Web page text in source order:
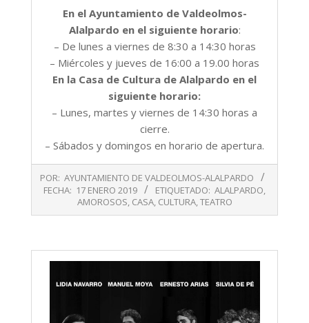
En el Ayuntamiento de Valdeolmos-
Alalpardo en el siguiente horario:
– De lunes a viernes de 8:30 a 14:30 horas
– Miércoles y jueves de 16:00 a 19.00 horas
En la Casa de Cultura de Alalpardo en el
siguiente horario:
– Lunes, martes y viernes de 14:30 horas a
cierre.
– Sábados y domingos en horario de apertura.
01-
POR: AYUNTAMIENTO DE VALDEOLMOS-ALALPARDO
FECHA: 17 ENERO 2019 ETIQUETADO: ALALPARDO,
AMOROSOS, CASA, CULTURA,TEATRO